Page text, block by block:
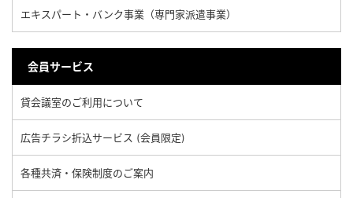
エキスパート・バンク事業（専門家派遣事業）
会員サービス
貸会議室のご利用について
広告チラシ折込サービス (会員限定)
各種共済・保険制度のご案内